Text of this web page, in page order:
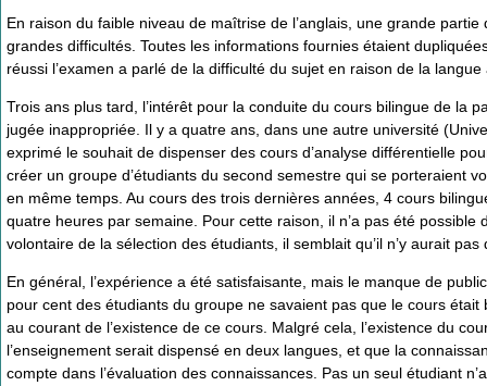
En raison du faible niveau de maîtrise de l’anglais, une grande
grandes difficultés. Toutes les informations fournies étaient
réussi l’examen a parlé de la difficulté du sujet en raison de la langue
Trois ans plus tard, l’intérêt pour la conduite du cours bilingue de la
jugée inappropriée. Il y a quatre ans, dans une autre université
exprimé le souhait de dispenser des cours d’analyse différentielle
créer un groupe d’étudiants du second semestre qui se porteraient
en même temps. Au cours des trois dernières années, 4 cours
quatre heures par semaine. Pour cette raison, il n’a pas été
volontaire de la sélection des étudiants, il semblait qu’il n’y aurait
En général, l’expérience a été satisfaisante, mais le manque de
pour cent des étudiants du groupe ne savaient pas que le cours
au courant de l’existence de ce cours. Malgré cela, l’existence du
l’enseignement serait dispensé en deux langues, et que la
compte dans l’évaluation des connaissances. Pas un seul étudiant